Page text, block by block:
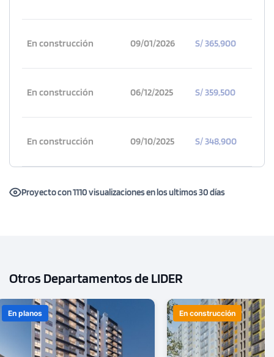
En construcción 09/01/2026 S/ 365,900
En construcción 06/12/2025 S/ 359,500
En construcción 09/10/2025 S/ 348,900
Proyecto con 1110 visualizaciones en los ultimos 30 días
Otros Departamentos de LIDER
En planos En construcción